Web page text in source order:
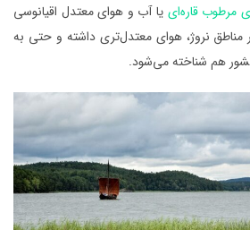
مرطوب قاره‌ای یا آب و هوای معتدل اقیانوسی
نروژ، هوای معتدل‌تری داشته و حتی به
هم شناخته می‌شود.